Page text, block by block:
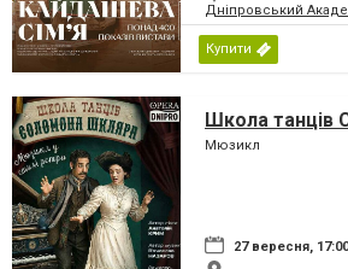
Дніпровський
Купити
Школа танців
Мюзикл
27 вересня, 17:00